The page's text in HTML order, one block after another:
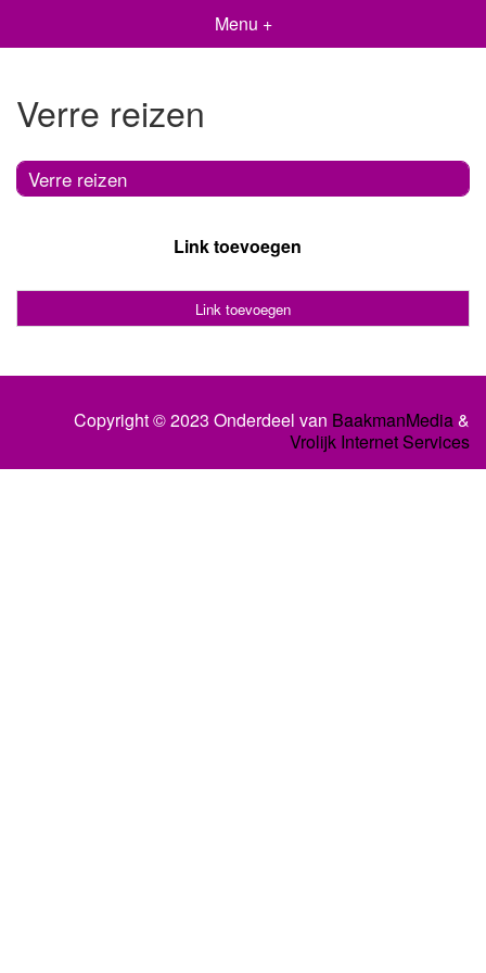
Menu +
Verre reizen
Verre reizen
Link toevoegen
Link toevoegen
Copyright © 2023 Onderdeel van BaakmanMedia&
Vrolijk Internet Services